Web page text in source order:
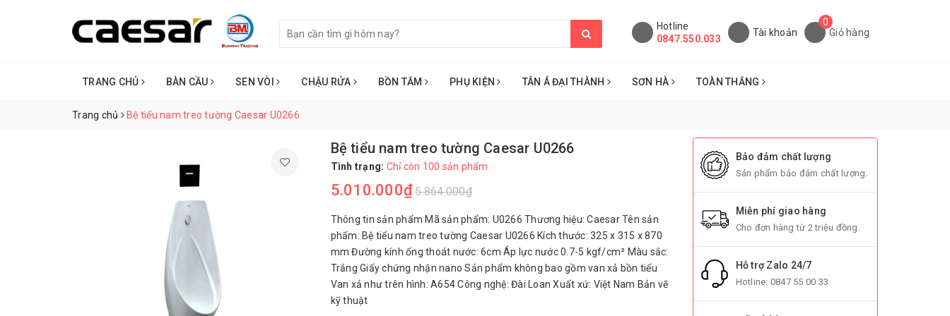
Hotline
0847.550.033
Tài khoản
0
Giỏ hàng
TRANG CHỦ BÀN CẦU SEN VÒI CHẬU RỬA BỒN TẮM PHỤ KIỆN TÂN Á ĐẠI THÀNH SƠN HÀ TOÀN THẮNG
Trang chủ Bệ tiểu nam treo tường Caesar U0266
Bệ tiểu nam treo tường Caesar U0266
Tình trạng: Chỉ còn 100 sản phẩm
5.010.000₫5.864.000₫
Thông tin sản phẩm Mã sản phẩm: U0266 Thương hiệu: Caesar Tên sản
phẩm: Bệ tiểu nam treo tường Caesar U0266 Kích thước: 325 x 315 x 870
mm Đường kính ống thoát nước: 6cm Áp lực nước 0.7-5 kgf/cm² Màu sắc:
Trắng Giấy chứng nhận nano Sản phẩm không bao gồm van xả bồn tiểu
Van xả như trên hình: A654 Công nghệ: Đài Loan Xuất xứ: Việt Nam Bản vẽ
kỹ thuật
Bảo đảm chất lượng
Sản phẩm bảo đảm chất lượng.
Miễn phí giao hàng
Cho đơn hàng từ 2 triệu đồng.
Hỗ trợ Zalo 24/7
Hotline: 0847 55 00 33